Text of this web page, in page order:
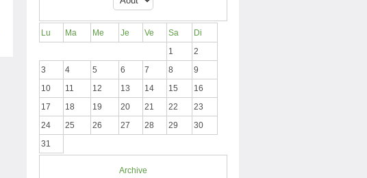
Lu Ma Me Je Ve Sa
Di
1
2
3
4 5 6 7 8
9
10
11 12 13 14 15
16
17
18 19 20 21 22
23
24
25 26 27 28 29
30
31
Archive